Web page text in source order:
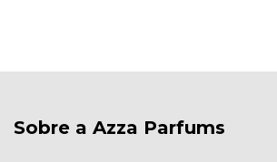
Sobre a Azza Parfums